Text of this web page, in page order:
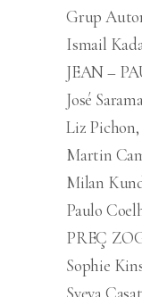
Grup
Ismail
JEAN –
José
Liz Pichon
Martin
Milan
Paulo
PREÇ
Sophie
Sveva